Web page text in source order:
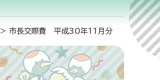
> 市長交際費 平成30年11月分